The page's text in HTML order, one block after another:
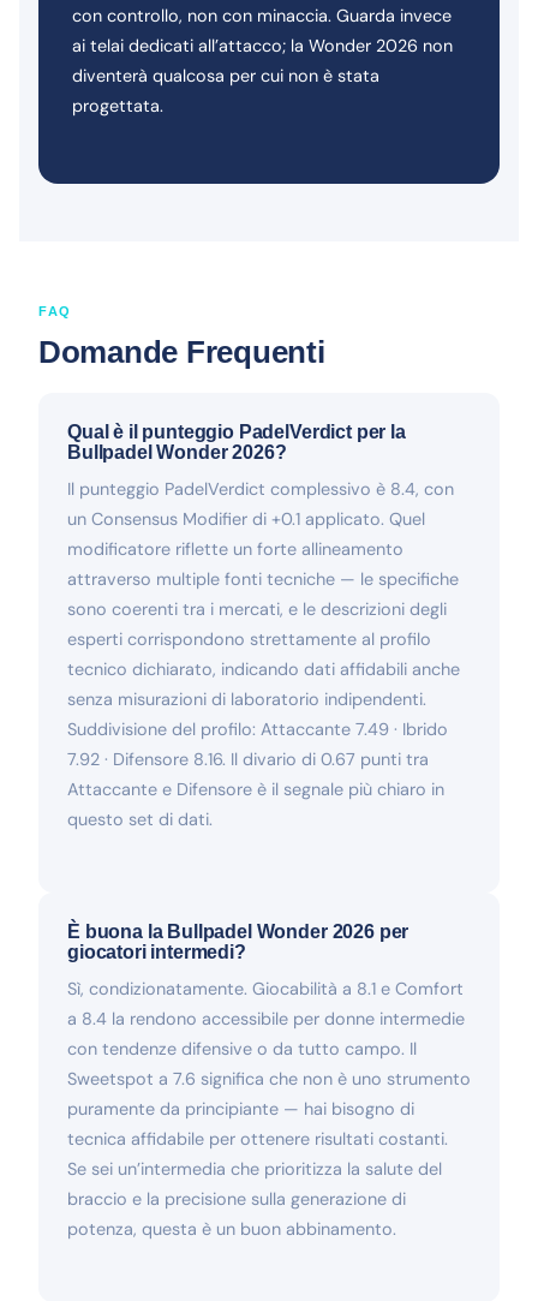
con controllo, non con minaccia. Guarda invece
ai telai dedicati all’attacco; la Wonder 2026 non
diventerà qualcosa per cui non è stata
progettata.
FAQ
Domande Frequenti
Qual è il punteggio PadelVerdict per la
Bullpadel Wonder 2026?
Il punteggio PadelVerdict complessivo è 8.4, con
un Consensus Modifier di +0.1 applicato. Quel
modificatore riflette un forte allineamento
attraverso multiple fonti tecniche — le specifiche
sono coerenti tra i mercati, e le descrizioni degli
esperti corrispondono strettamente al profilo
tecnico dichiarato, indicando dati affidabili anche
senza misurazioni di laboratorio indipendenti.
Suddivisione del profilo: Attaccante 7.49 · Ibrido
7.92 · Difensore 8.16. Il divario di 0.67 punti tra
Attaccante e Difensore è il segnale più chiaro in
questo set di dati.
È buona la Bullpadel Wonder 2026 per
giocatori intermedi?
Sì, condizionatamente. Giocabilità a 8.1 e Comfort
a 8.4 la rendono accessibile per donne intermedie
con tendenze difensive o da tutto campo. Il
Sweetspot a 7.6 significa che non è uno strumento
puramente da principiante — hai bisogno di
tecnica affidabile per ottenere risultati costanti.
Se sei un’intermedia che prioritizza la salute del
braccio e la precisione sulla generazione di
potenza, questa è un buon abbinamento.